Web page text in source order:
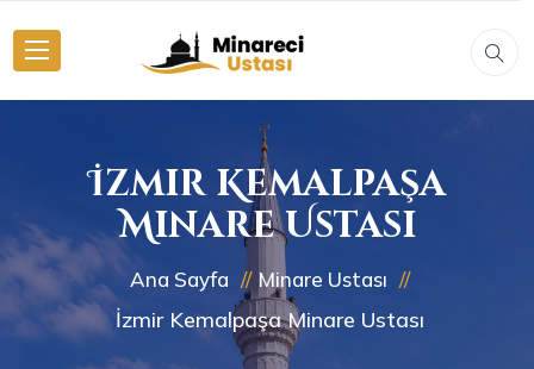
İzmir Kemalpaşa
Minare Ustası
Ana Sayfa Minare Ustası
İzmir Kemalpaşa Minare Ustası